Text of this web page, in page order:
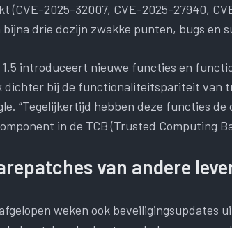
(CVE-2025-32007, CVE-2025-27940,
bijna drie dozijn zwakke punten, bugs en
1.5 introduceert nieuwe functies en
dichter bij de functionaliteitspariteit van
“Tegelijkertijd hebben deze functies
in de TCB (Trusted Computing
van andere
weken ook beveiligingsupdates